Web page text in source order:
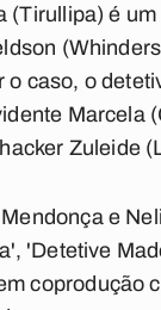
é
caso, o
Marcela
Zuleide
e
'Detetive
coprodução